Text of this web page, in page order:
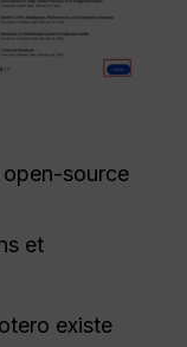
source
et
existe